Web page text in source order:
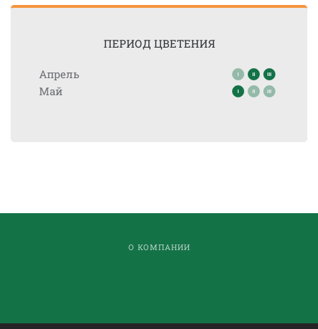
ПЕРИОД ЦВЕТЕНИЯ
Апрель
Май
О КОМПАНИИ